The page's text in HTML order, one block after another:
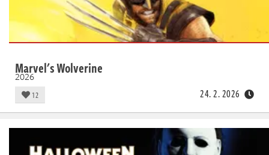
Marvel's Wolverine
2026
12 24. 2. 2026